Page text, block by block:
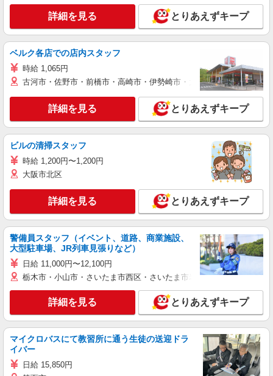
詳細を見る とりあえずキープ
ベルク各店での店内スタッフ
時給 1,065円
古河市・佐野市・前橋市・高崎市・伊勢崎市・太田市・館林市・藤
詳細を見る とりあえずキープ
ビルの清掃スタッフ
時給 1,200円〜1,200円
大阪市北区
詳細を見る とりあえずキープ
警備員スタッフ（イベント、道路、商業施設、
大型駐車場、JR列車見張りなど）
日給 11,000円〜12,100円
栃木市・小山市・さいたま市西区・さいたま市岩槻区・久喜市・蓮田
詳細を見る とりあえずキープ
マイクロバスにて教習所に通う生徒の送迎ドラ
イバー
日給 15,850円